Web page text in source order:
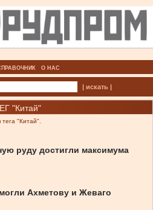
О НАС
| искать |
"Китай"
"Китай".
руду достигли максимума
Ахметову и Жеваго